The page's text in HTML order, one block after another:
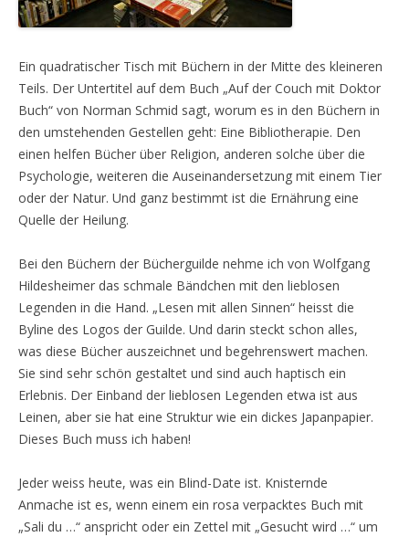
Ein quadratischer Tisch mit Büchern in der Mitte des kleineren
Teils. Der Untertitel auf dem Buch „Auf der Couch mit Doktor
Buch“ von Norman Schmid sagt, worum es in den Büchern in
den umstehenden Gestellen geht: Eine Bibliotherapie. Den
einen helfen Bücher über Religion, anderen solche über die
Psychologie, weiteren die Auseinandersetzung mit einem Tier
oder der Natur. Und ganz bestimmt ist die Ernährung eine
Quelle der Heilung.
Bei den Büchern der Bücherguilde nehme ich von Wolfgang
Hildesheimer das schmale Bändchen mit den lieblosen
Legenden in die Hand. „Lesen mit allen Sinnen“ heisst die
Byline des Logos der Guilde. Und darin steckt schon alles,
was diese Bücher auszeichnet und begehrenswert machen.
Sie sind sehr schön gestaltet und sind auch haptisch ein
Erlebnis. Der Einband der lieblosen Legenden etwa ist aus
Leinen, aber sie hat eine Struktur wie ein dickes Japanpapier.
Dieses Buch muss ich haben!
Jeder weiss heute, was ein Blind-Date ist. Knisternde
Anmache ist es, wenn einem ein rosa verpacktes Buch mit
„Sali du …“ anspricht oder ein Zettel mit „Gesucht wird …“ um